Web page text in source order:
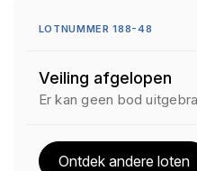
LOTNUMMER 188-48
Veiling afgelopen
Er kan geen bod
Ontdek andere loten